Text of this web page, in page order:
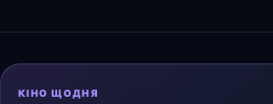
КІНО ЩОДНЯ